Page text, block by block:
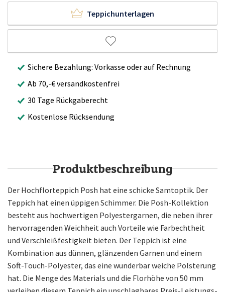
Teppichunterlagen
Sichere Bezahlung: Vorkasse oder auf Rechnung
Ab 70,-€ versandkostenfrei
30 Tage Rückgaberecht
Kostenlose Rücksendung
Produktbeschreibung
Der Hochflorteppich Posh hat eine schicke Samtoptik. Der
Teppich hat einen üppigen Schimmer. Die Posh-Kollektion
besteht aus hochwertigen Polyestergarnen, die neben ihrer
hervorragenden Weichheit auch Vorteile wie Farbechtheit
und Verschleißfestigkeit bieten. Der Teppich ist eine
Kombination aus dünnen, glänzenden Garnen und einem
Soft-Touch-Polyester, das eine wunderbar weiche Polsterung
hat. Die Menge des Materials und die Florhöhe von 50 mm